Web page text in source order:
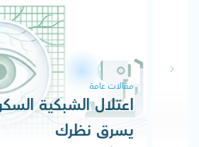
مقالات عامة
اعتلال الشبكية السكري..
يسرق نظرك